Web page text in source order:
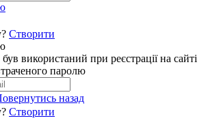
Створити
використаний при реєстрації на сайті
паролю
назад
Створити